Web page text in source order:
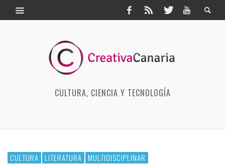
CULTURA, CIENCIA Y TECNOLOGÍA
CULTURA LITERATURA MULTIDISCIPLINAR